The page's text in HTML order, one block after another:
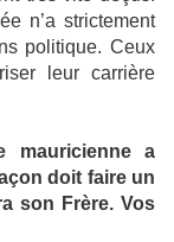
n’a strictement
politique. Ceux
leur carrière
mauricienne a
doit faire un
son Frère. Vos